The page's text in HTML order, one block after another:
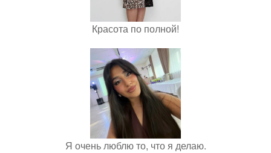
Красота по полной!
Я очень люблю то, что я делаю.